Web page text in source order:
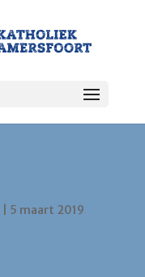
5 maart 2019